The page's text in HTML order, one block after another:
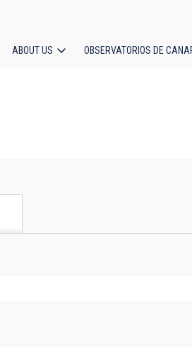
ABOUT US OBSERVATORIOS DE